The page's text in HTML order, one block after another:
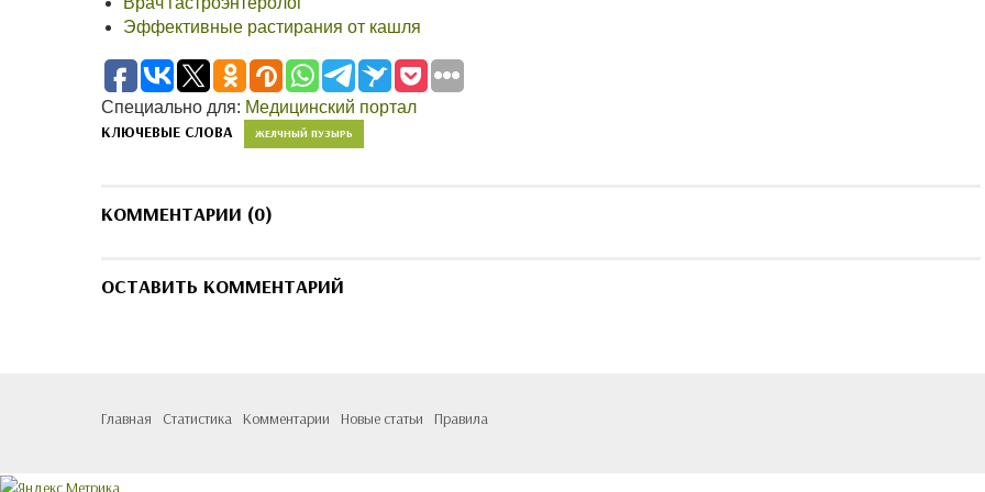
Эффективные растирания от кашля
Специально для: Медицинский портал
КЛЮЧЕВЫЕ СЛОВА ЖЕЛЧНЫЙ ПУЗЫРЬ
КОММЕНТАРИИ (0)
ОСТАВИТЬ КОММЕНТАРИЙ
Главная Статистика Комментарии Новые статьи Правила